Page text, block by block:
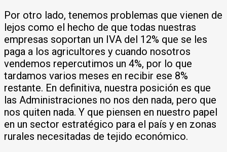
Por otro lado, tenemos problemas que vienen de
lejos como el hecho de que todas nuestras
empresas soportan un IVA del 12% que se les
paga a los agricultores y cuando nosotros
vendemos repercutimos un 4%, por lo que
tardamos varios meses en recibir ese 8%
restante. En definitiva, nuestra posición es que
las Administraciones no nos den nada, pero que
nos quiten nada. Y que piensen en nuestro papel
en un sector estratégico para el país y en zonas
rurales necesitadas de tejido económico.